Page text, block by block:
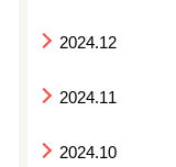
2024.12
2024.11
2024.10